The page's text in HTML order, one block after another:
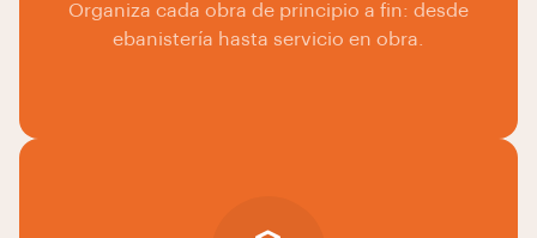
Organiza cada obra de principio a fin: desde
ebanistería hasta servicio en obra.